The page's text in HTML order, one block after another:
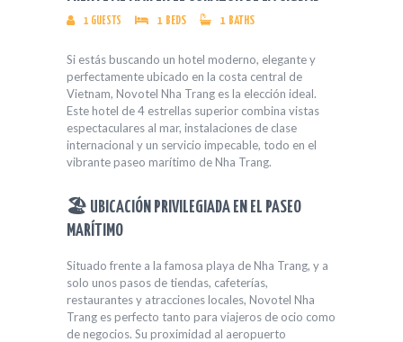
1 GUESTS 1 BEDS 1 BATHS
Si estás buscando un hotel moderno, elegante y
perfectamente ubicado en la costa central de
Vietnam, Novotel Nha Trang es la elección ideal.
Este hotel de 4 estrellas superior combina vistas
espectaculares al mar, instalaciones de clase
internacional y un servicio impecable, todo en el
vibrante paseo marítimo de Nha Trang.
🏖️ UBICACIÓN PRIVILEGIADA EN EL PASEO
MARÍTIMO
Situado frente a la famosa playa de Nha Trang, y a
solo unos pasos de tiendas, cafeterías,
restaurantes y atracciones locales, Novotel Nha
Trang es perfecto tanto para viajeros de ocio como
de negocios. Su proximidad al aeropuerto